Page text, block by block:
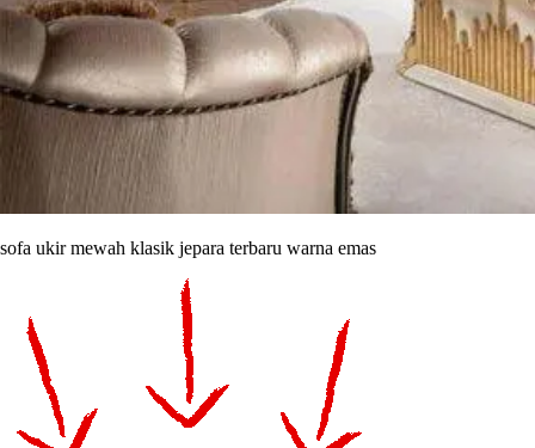
sofa ukir mewah klasik jepara terbaru warna emas